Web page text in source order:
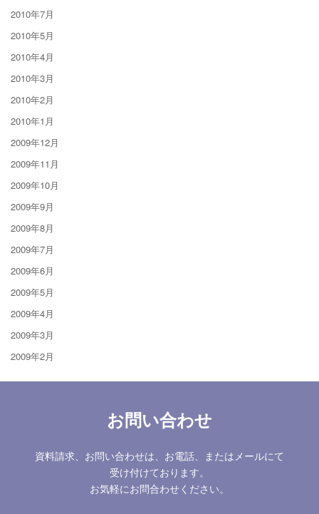
2010年7月
2010年5月
2010年4月
2010年3月
2010年2月
2010年1月
2009年12月
2009年11月
2009年10月
2009年9月
2009年8月
2009年7月
2009年6月
2009年5月
2009年4月
2009年3月
2009年2月
お問い合わせ
資料請求、お問い合わせは、お電話、またはメールにて
受け付けております。
お気軽にお問合わせください。